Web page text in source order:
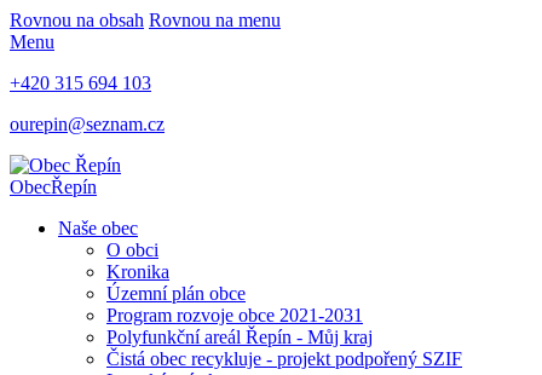
Rovnou na obsah Rovnou na menu
Menu
+420 315 694 103
ourepin@seznam.cz
ObecŘepín
Naše obec
O obci
Kronika
Územní plán obce
Program rozvoje obce 2021-2031
Polyfunkční areál Řepín - Můj kraj
Čistá obec recykluje - projekt podpořený SZIF